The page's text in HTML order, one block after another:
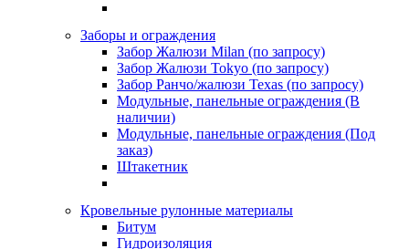
Заборы и ограждения
Забор Жалюзи Milan (по запросу)
Забор Жалюзи Tokyo (по запросу)
Забор Ранчо/жалюзи Texas (по запросу)
Модульные, панельные ограждения (В
наличии)
Модульные, панельные ограждения (Под
заказ)
Штакетник
Кровельные рулонные материалы
Битум
Гидроизоляция